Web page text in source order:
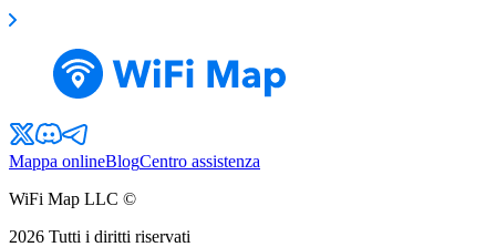
Mappa onlineBlogCentro assistenza
WiFi Map LLC ©
2026 Tutti i diritti riservati